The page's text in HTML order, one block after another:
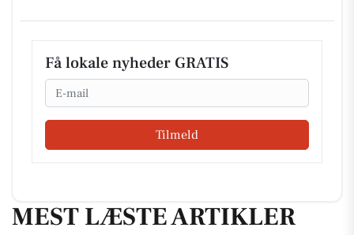
Få lokale nyheder GRATIS
Email
Tilmeld
MEST LÆSTE ARTIKLER